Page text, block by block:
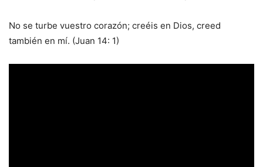
No se turbe vuestro corazón; creéis en Dios, creed
también en mí. (Juan 14: 1)